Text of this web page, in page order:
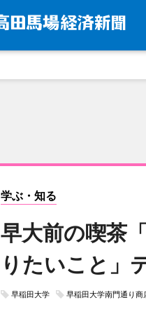
学ぶ・知る
早大前の喫茶
りたいこと」
早稲田大学 早稲田大学南門通り商